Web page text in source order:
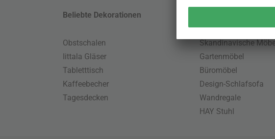
Beliebte Dekorationen
Obstschalen
Iittala Gläser
Tabletttisch
Kaffeebecher
Tagesdecken
Skandinavische
Gartenmöbel
Büromöbel
Design-Schlafsofa
Wandregale
HAY Stuhl